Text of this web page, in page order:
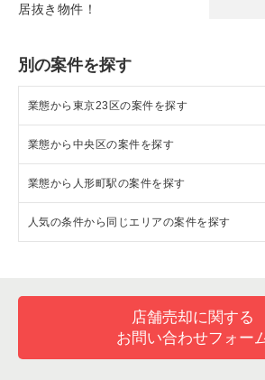
居抜き物件！
別の案件を探す
業態から東京23区の案件を探す
東京23区のラーメンの居抜き売却物件の案件
東京23区のフランス料理の居抜き売却物件
東京23区のイタリア料理の居抜き売却物件
東京23区のそば・うどんの居抜き売却物件
東京23区の寿司の居抜き売却物件の案件一
業態から中央区の案件を探す
中央区のラーメンの居抜き売却物件の案件一
中央区のフランス料理の居抜き売却物件の案
中央区の中華の居抜き売却物件の案件一覧
中央区のそば・うどんの居抜き売却物件の案
業態から人形町駅の案件を探す
人形町駅のラーメンの居抜き売却物件の案件
人形町駅のイタリア料理の居抜き売却物件
人形町駅の中華の居抜き売却物件の案件一覧
人気の条件から同じエリアの案件を探す
中央区の1階の飲食店の居抜き売却物件の案
人形町駅の1階の飲食店の居抜き売却物件の
店舗売却に関する
お問い合わせフォー